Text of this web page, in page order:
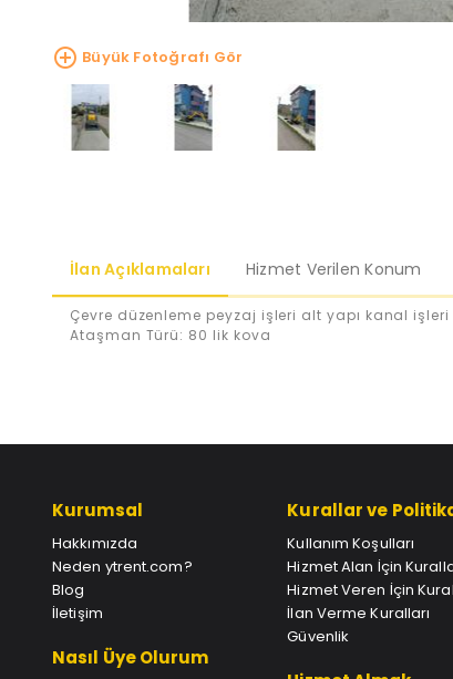
Büyük Fotoğrafı Gör
İlan Açıklamaları Hizmet Verilen Konum
Çevre düzenleme peyzaj işleri alt yapı kanal işleri
Ataşman Türü: 80 lik kova
Kurumsal
Hakkımızda
Neden ytrent.com?
Blog
İletişim
Nasıl Üye Olurum
Kurallar ve
Kullanım Koşulları
Hizmet Alan İçin
Hizmet Veren İçin
İlan Verme Kuralları
Güvenlik